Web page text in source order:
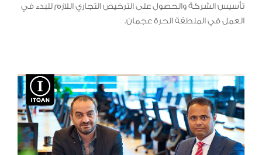
تأسيس الشركة والحصول على الترخيص التجاري اللازم للبدء في
العمل في المنطقة الحرة عجمان.